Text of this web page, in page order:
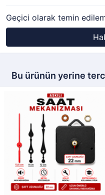
Geçici olarak temin
Bu ürünün yerine